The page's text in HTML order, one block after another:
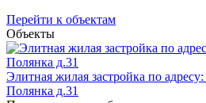
Перейти к объектам
Объекты
Элитная жилая застройка по
Полянка д.31